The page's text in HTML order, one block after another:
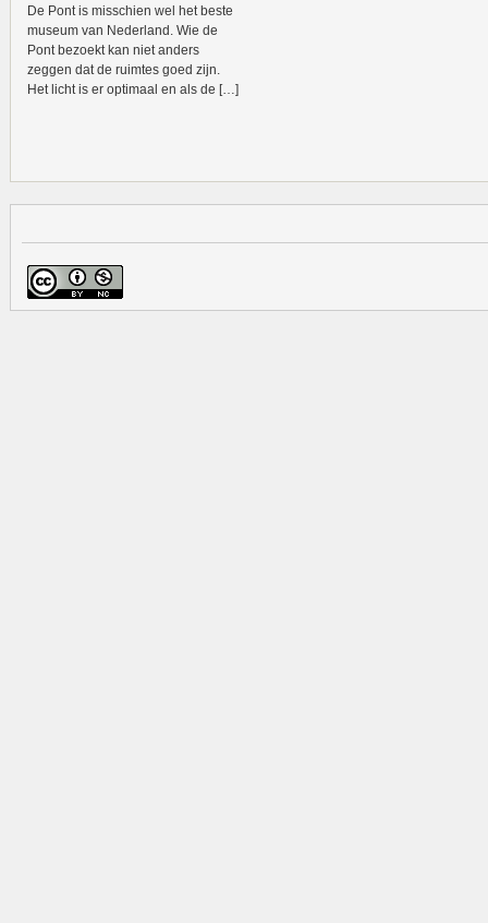
De Pont is misschien wel het beste
museum van Nederland. Wie de
Pont bezoekt kan niet anders
zeggen dat de ruimtes goed zijn.
Het licht is er optimaal en als de […]